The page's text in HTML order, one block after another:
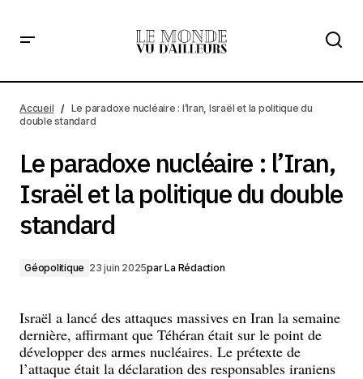
double standard
Accueil
Le paradoxe nucléaire : l’Iran, Israël et la politique du
double standard
Le paradoxe nucléaire : l’Iran,
Israël et la politique du double
standard
Géopolitique 23 juin 2025parLa Rédaction
Israël a lancé des attaques massives en Iran la semaine
dernière, affirmant que Téhéran était sur le point de
développer des armes nucléaires. Le prétexte de
l’attaque était la déclaration des responsables iraniens